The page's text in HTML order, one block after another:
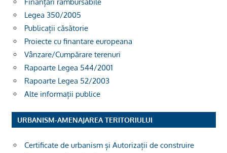
Legea 350/2005
Publicații căsătorie
Proiecte cu finantare europeana
Vânzare/Cumpărare terenuri
Rapoarte Legea 544/2001
Rapoarte Legea 52/2003
Alte informații publice
URBANISM-AMENAJAREA TERITORIULUI
Certificate de urbanism și Autorizații de construire